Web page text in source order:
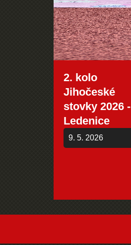
2. kolo
Jihočeské
stovky 2026 -
Ledenice
9. 5. 2026